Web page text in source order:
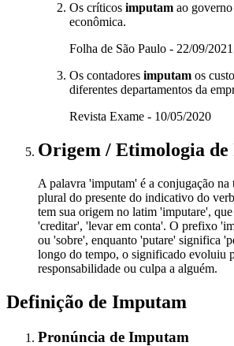
Os críticos imputam ao
econômica.
Folha de São Paulo - 22/09/2021
Os contadores imputam os
diferentes departamentos da
Revista Exame - 10/05/2020
Origem / Etimologia de
A palavra 'imputam' é a conjugação na
plural do presente do indicativo do
tem sua origem no latim 'imputare',
'creditar', 'levar em conta'. O prefixo
ou 'sobre', enquanto 'putare' significa
longo do tempo, o significado evoluiu
responsabilidade ou culpa a alguém.
Definição de Imputam
Pronúncia de Imputam